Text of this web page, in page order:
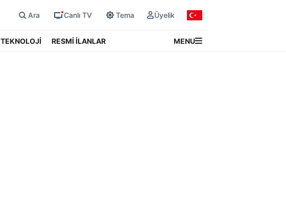
Ara Canlı TV Tema Üyelik
TEKNOLOJİ RESMİ İLANLAR MENU